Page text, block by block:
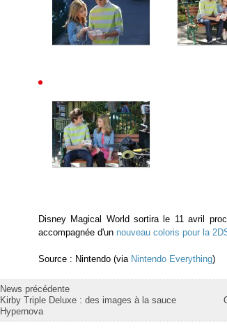
Disney Magical World sortira le 11 avril
accompagnée d'un nouveau coloris pour la
Source : Nintendo (via Nintendo Everything)
News précédente
Kirby Triple Deluxe : des images à la sauce
Hypernova